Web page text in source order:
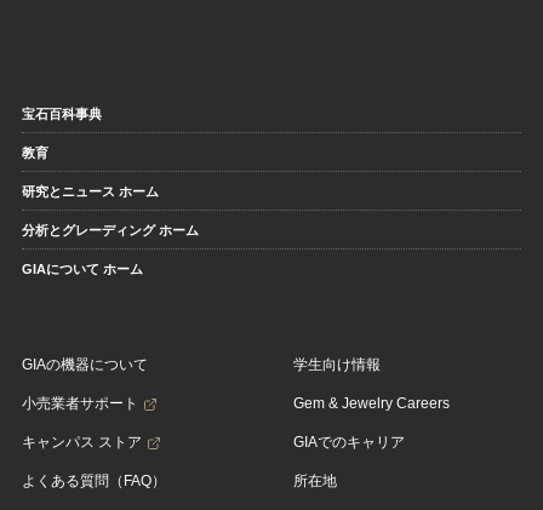
宝石百科事典
教育
研究とニュース ホーム
分析とグレーディング ホーム
GIAについて ホーム
GIAの機器について
小売業者サポート
キャンパス ストア
よくある質問（FAQ）
学生向け情報
Gem & Jewelry Careers
GIAでのキャリア
所在地